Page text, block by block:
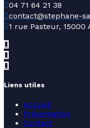
04 71 64 21 38
contact@stephane-
1 rue Pasteur, 15000
Liens utiles
Accueil
Présentation
Contact